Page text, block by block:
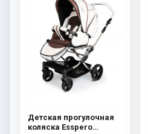
Детская прогулочная
коляска Esspero